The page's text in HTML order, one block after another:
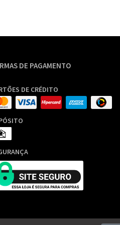
DE PAGAMENTO
DE CRÉDITO